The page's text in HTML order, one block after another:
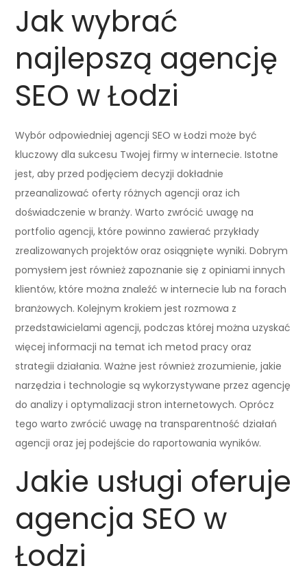
Jak wybrać
najlepszą agencję
SEO w Łodzi
Wybór odpowiedniej agencji SEO w Łodzi może być
kluczowy dla sukcesu Twojej firmy w internecie. Istotne
jest, aby przed podjęciem decyzji dokładnie
przeanalizować oferty różnych agencji oraz ich
doświadczenie w branży. Warto zwrócić uwagę na
portfolio agencji, które powinno zawierać przykłady
zrealizowanych projektów oraz osiągnięte wyniki. Dobrym
pomysłem jest również zapoznanie się z opiniami innych
klientów, które można znaleźć w internecie lub na forach
branżowych. Kolejnym krokiem jest rozmowa z
przedstawicielami agencji, podczas której można uzyskać
więcej informacji na temat ich metod pracy oraz
strategii działania. Ważne jest również zrozumienie, jakie
narzędzia i technologie są wykorzystywane przez agencję
do analizy i optymalizacji stron internetowych. Oprócz
tego warto zwrócić uwagę na transparentność działań
agencji oraz jej podejście do raportowania wyników.
Jakie usługi oferuje
agencja SEO w
Łodzi